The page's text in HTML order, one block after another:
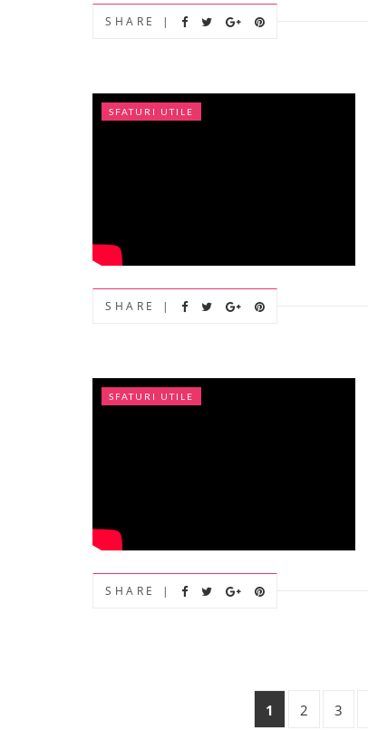
SHARE |
SFATURI UTILE
SHARE |
SFATURI UTILE
SHARE |
1 2 3